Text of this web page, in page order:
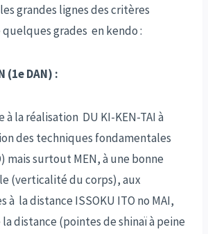
grandes lignes des critères
grades en kendo :
(1e DAN) :
à la réalisation DU KI-KEN-TAI à
des techniques fondamentales
mais surtout MEN, à une bonne
(verticalité du corps), aux
à la distance ISSOKU ITO no MAI,
distance (pointes de shinaï à peine